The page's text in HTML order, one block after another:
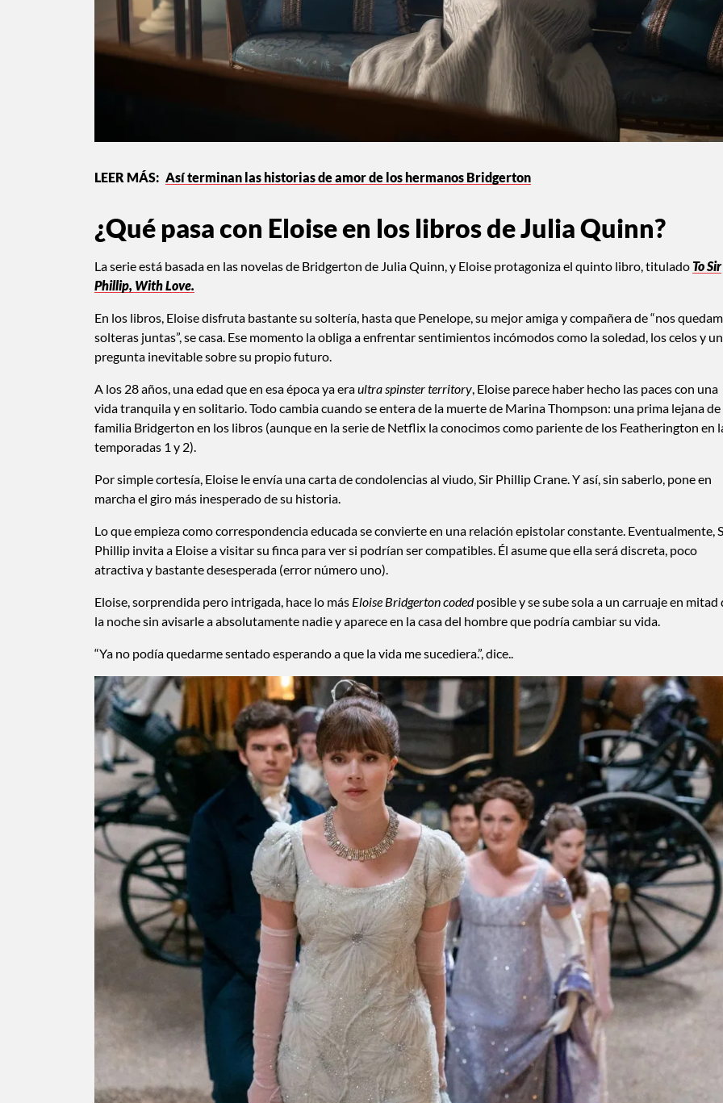
Así terminan las historias de amor de los hermanos Bridgerton
¿Qué pasa con Eloise en los libros de Julia Quinn?
La serie está basada en las novelas de Bridgerton de Julia Quinn, y Eloise protagoniza el quinto libro, tituladoTo Sir
Phillip, With Love.
En los libros, Eloise disfruta bastante su soltería, hasta que Penelope, su mejor amiga y compañera de “nos
solteras juntas”, se casa. Ese momento la obliga a enfrentar sentimientos incómodos como la soledad, los celos y
pregunta inevitable sobre su propio futuro.
A los 28 años, una edad que en esa época ya eraultra spinster territory , Eloise parece haber hecho las paces con una
vida tranquila y en solitario. Todo cambia cuando se entera de la muerte de Marina Thompson: una prima lejana de
familia Bridgerton en los libros (aunque en la serie de Netflix la conocimos como pariente de los Featherington en
temporadas 1 y 2).
Por simple cortesía, Eloise le envía una carta de condolencias al viudo, Sir Phillip Crane. Y así, sin saberlo, pone en
marcha el giro más inesperado de su historia.
Lo que empieza como correspondencia educada se convierte en una relación epistolar constante. Eventualmente,
Phillip invita a Eloise a visitar su finca para ver si podrían ser compatibles. Él asume que ella será discreta, poco
atractiva y bastante desesperada (error número uno).
Eloise, sorprendida pero intrigada, hace lo más Eloise Bridgerton codedposible y se sube sola a un carruaje en mitad
la noche sin avisarle a absolutamente nadie y aparece en la casa del hombre que podría cambiar su vida.
“Ya no podía quedarme sentado esperando a que la vida me sucediera.”, dice..